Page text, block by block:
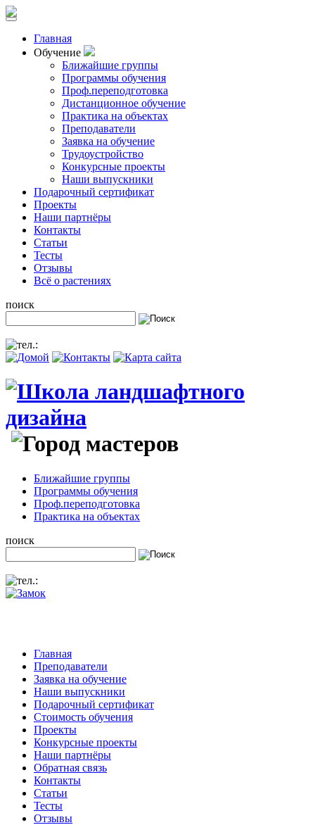
Главная
Обучение
Ближайшие группы
Программы обучения
Проф.переподготовка
Дистанционное обучение
Практика на объектах
Преподаватели
Заявка на обучение
Трудоустройство
Конкурсные проекты
Наши выпускники
Подарочный сертификат
Проекты
Наши партнёры
Контакты
Статьи
Тесты
Отзывы
Всё о растениях
поиск
Ближайшие группы
Программы обучения
Проф.переподготовка
Практика на объектах
поиск
Главная
Преподаватели
Заявка на обучение
Наши выпускники
Подарочный сертификат
Стоимость обучения
Проекты
Конкурсные проекты
Наши партнёры
Обратная связь
Контакты
Статьи
Тесты
Отзывы